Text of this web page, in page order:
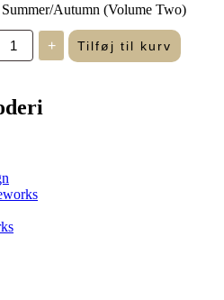
Autumn (Volume Two)
+ Tilføj til kurv